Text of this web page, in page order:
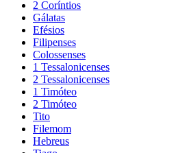
2 Coríntios
Gálatas
Efésios
Filipenses
Colossenses
1 Tessalonicenses
2 Tessalonicenses
1 Timóteo
2 Timóteo
Tito
Filemom
Hebreus